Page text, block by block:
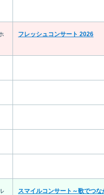
フレッシュコンサート 2026
スマイルコンサート～歌でつな